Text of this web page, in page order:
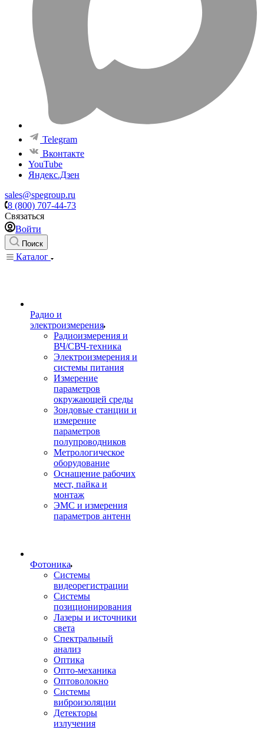
Telegram
Вконтакте
YouTube
Яндекс.Дзен
sales@spegroup.ru
8 (800) 707-44-73
Связаться
Войти
Поиск
Каталог
Радио и
электроизмерения
Радиоизмерения и
ВЧ/СВЧ-техника
Электроизмерения и
системы питания
Измерение
параметров
окружающей среды
Зондовые станции и
измерение
параметров
полупроводников
Метрологическое
оборудование
Оснащение рабочих
мест, пайка и
монтаж
ЭМС и измерения
параметров антенн
Фотоника
Cистемы
видеорегистрации
Системы
позиционирования
Лазеры и источники
света
Спектральный
анализ
Оптика
Опто-механика
Оптоволокно
Системы
виброизоляции
Детекторы
излучения